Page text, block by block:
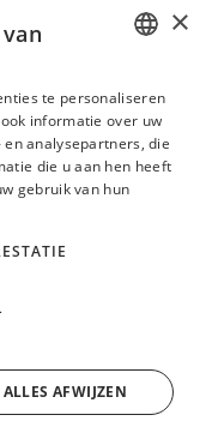
Serres komen
beginnen met
je tuin:
veel lichtinval in
februari.
GERMAN
FRENCH
×
te personaliseren
informatie over uw
analysepartners, die
die u aan hen heeft
gebruik van hun
ALLES AFWIJZEN